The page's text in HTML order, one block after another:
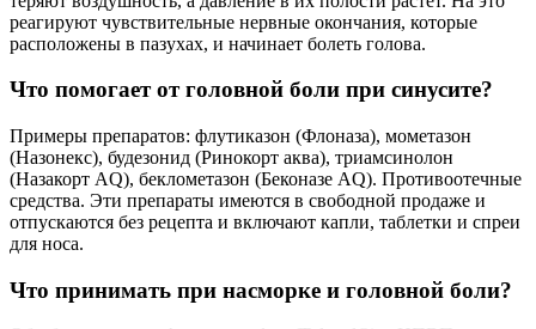
реагируют чувствительные нервные окончания, которые
расположены в пазухах, и начинает болеть голова.
Что помогает от головной боли при синусите?
Примеры препаратов: флутиказон (Флоназа), мометазон
(Назонекс), будезонид (Ринокорт аква), триамсинолон
(Назакорт AQ), беклометазон (Беконазе AQ). Противоотечные
средства. Эти препараты имеются в свободной продаже и
отпускаются без рецепта и включают капли, таблетки и спреи
для носа.
Что принимать при насморке и головной боли?